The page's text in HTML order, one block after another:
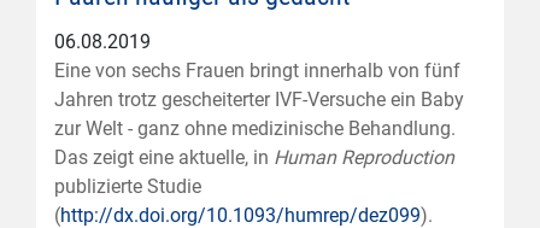
06.08.2019
Eine von sechs Frauen bringt innerhalb von fünf
Jahren trotz gescheiterter IVF-Versuche ein Baby
zur Welt - ganz ohne medizinische Behandlung.
Das zeigt eine aktuelle, in Human Reproduction
publizierte Studie
(http://dx.doi.org/10.1093/humrep/dez099).